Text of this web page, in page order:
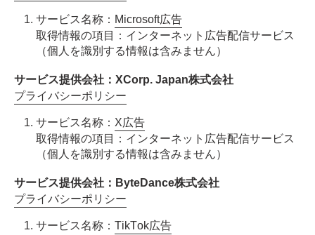
サービス名称： Microsoft広告
取得情報の項目：インターネット広告配信サービス
（個人を識別する情報は含みません）
サービス提供会社：XCorp. Japan株式会社
プライバシーポリシー
サービス名称： X広告
取得情報の項目：インターネット広告配信サービス
（個人を識別する情報は含みません）
サービス提供会社：ByteDance株式会社
プライバシーポリシー
サービス名称： TikTok広告